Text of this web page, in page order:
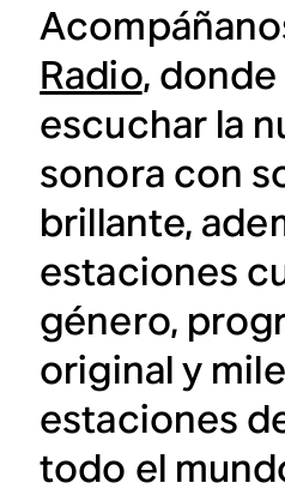
Radio,
escuchar la
sonora con
brillante,
estaciones
género,
original y
estaciones
todo el